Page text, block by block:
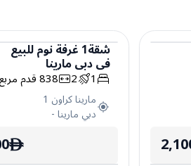
شقة
شقة1غرفة نومللبيع
فيدبي مارينا
1
2
838قدم
مارينا كراون 1
دبي مارينا-
ê